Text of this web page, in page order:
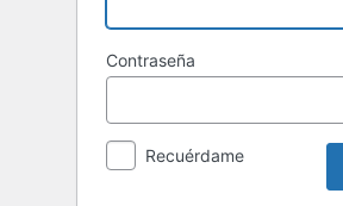
Contraseña
Recuérdame